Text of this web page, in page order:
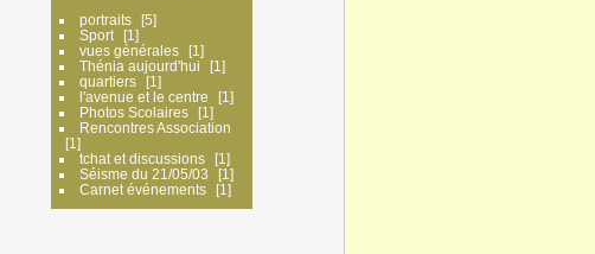
portraits
5
Sport
1
vues générales
1
Thénia aujourd'hui
1
quartiers
1
l'avenue et le centre
1
Photos Scolaires
1
Rencontres Association
1
tchat et discussions
1
Séisme du 21/05/03
1
Carnet événements
1